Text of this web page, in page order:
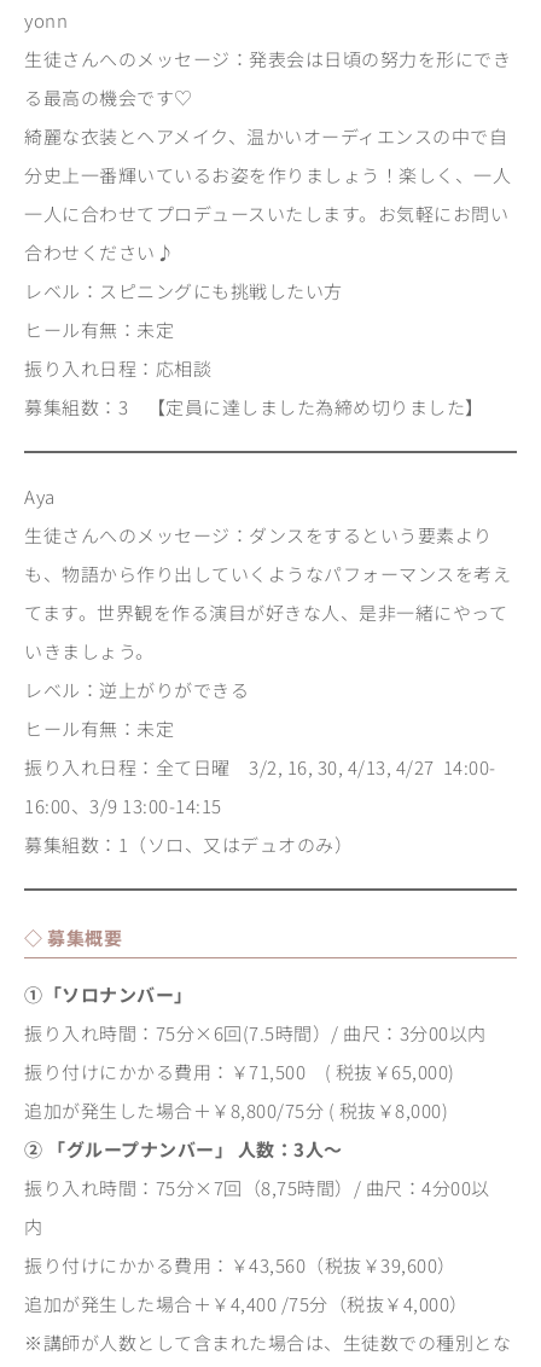
yonn
生徒さんへのメッセージ：発表会は日頃の努力を形にでき
る最高の機会です♡
綺麗な衣装とヘアメイク、温かいオーディエンスの中で自
分史上一番輝いているお姿を作りましょう！楽しく、一人
一人に合わせてプロデュースいたします。お気軽にお問い
合わせください♪
レベル：スピニングにも挑戦したい方
ヒール有無：未定
振り入れ日程：応相談
募集組数：3 【定員に達しました為締め切りました】
Aya
生徒さんへのメッセージ：ダンスをするという要素より
も、物語から作り出していくようなパフォーマンスを考え
てます。世界観を作る演目が好きな人、是非一緒にやって
いきましょう。
レベル：逆上がりができる
ヒール有無：未定
振り入れ日程：全て日曜 3/2, 16, 30, 4/13, 4/27 14:00-
16:00、3/9 13:00-14:15
募集組数：1（ソロ、又はデュオのみ）
◇ 募集概要
①「ソロナンバー」
振り入れ時間：75分×6回(7.5時間）/ 曲尺：3分00以内
振り付けにかかる費用：￥71,500 ( 税抜￥65,000)
追加が発生した場合＋￥8,800/75分 ( 税抜￥8,000)
② 「グループナンバー」 人数：3人〜
振り入れ時間：75分×7回（8,75時間）/ 曲尺：4分00以
内
振り付けにかかる費用：￥43,560（税抜￥39,600）
追加が発生した場合＋￥4,400 /75分（税抜￥4,000）
※講師が人数として含まれた場合は、生徒数での種別とな